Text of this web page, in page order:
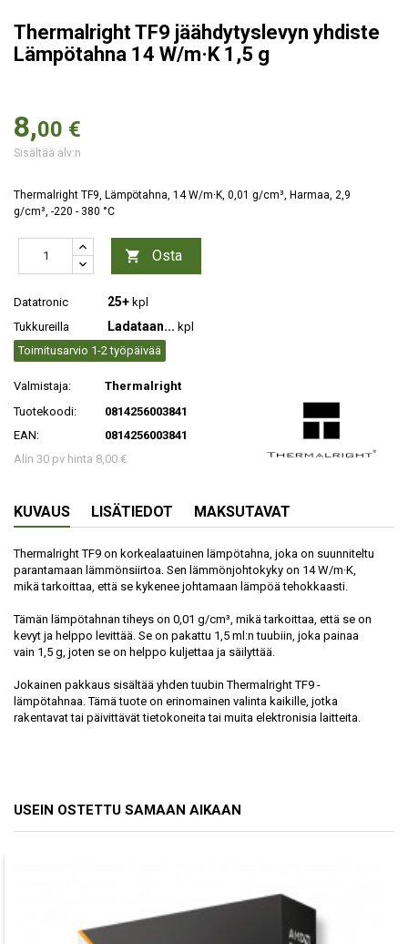
Thermalright TF9 jäähdytyslevyn yhdiste
Lämpötahna 14 W/m·K 1,5 g
8,00 €
Sisältää alv:n
Thermalright TF9, Lämpötahna, 14 W/m·K, 0,01 g/cm³, Harmaa, 2,9
g/cm³, -220 - 380 °C
 Osta
Datatronic 25+ kpl
Tukkureilla
Ladataan... kpl
Toimitusarvio 1-2 työpäivää
Valmistaja:
Thermalright
Tuotekoodi:
0814256003841
EAN:
0814256003841
Alin 30 pv hinta 8,00 €
KUVAUS LISÄTIEDOT MAKSUTAVAT
Thermalright TF9 on korkealaatuinen lämpötahna, joka on suunniteltu
parantamaan lämmönsiirtoa. Sen lämmönjohtokyky on 14 W/m·K,
mikä tarkoittaa, että se kykenee johtamaan lämpöä tehokkaasti.
Tämän lämpötahnan tiheys on 0,01 g/cm³, mikä tarkoittaa, että se on
kevyt ja helppo levittää. Se on pakattu 1,5 ml:n tuubiin, joka painaa
vain 1,5 g, joten se on helppo kuljettaa ja säilyttää.
Jokainen pakkaus sisältää yhden tuubin Thermalright TF9 -
lämpötahnaa. Tämä tuote on erinomainen valinta kaikille, jotka
rakentavat tai päivittävät tietokoneita tai muita elektronisia laitteita.
USEIN OSTETTU SAMAAN AIKAAN